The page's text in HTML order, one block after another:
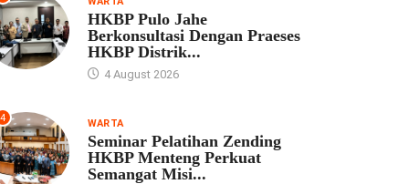
HKBP Pulo Jahe
Berkonsultasi Dengan Praeses
HKBP Distrik...
4 August 2026
4 WARTA
Seminar Pelatihan Zending
HKBP Menteng Perkuat
Semangat Misi...